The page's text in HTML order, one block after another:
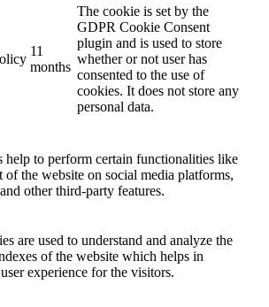
11
months
The cookie is set by the
GDPR Cookie Consent
plugin and is used to store
whether or not user has
consented to the use of
cookies. It does not store any
personal data.
help to perform certain functionalities like
of the website on social media platforms,
other third-party features.
are used to understand and analyze the
of the website which helps in
experience for the visitors.